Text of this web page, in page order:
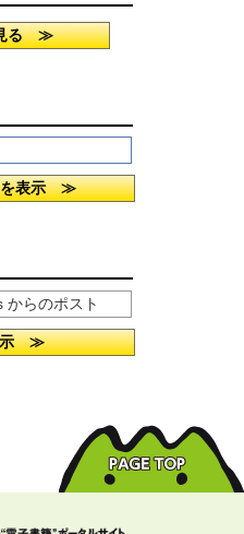
る ≫
を表示 ≫
からのポスト
示 ≫